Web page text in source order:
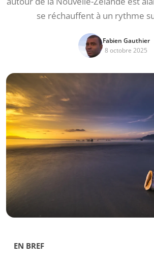
se réchauffent à un rythme
Fabien Gauthier
8 octobre 2025
EN BREF